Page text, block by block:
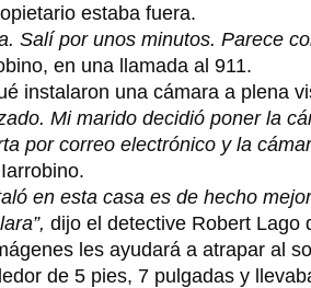
estaba fuera.
Salí por unos minutos. Parece
en una llamada al 911.
instalaron una cámara a plena
Mi marido decidió poner la
por correo electrónico y la
en esta casa es de hecho
dijo el detective Robert Lago
les ayudará a atrapar al
de 5 pies, 7 pulgadas y